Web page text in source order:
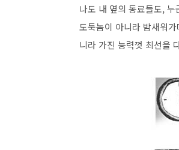
나도 내 옆의 동료들도,
도둑놈이 아니라 밤새워
니라 가진 능력껏 최선을